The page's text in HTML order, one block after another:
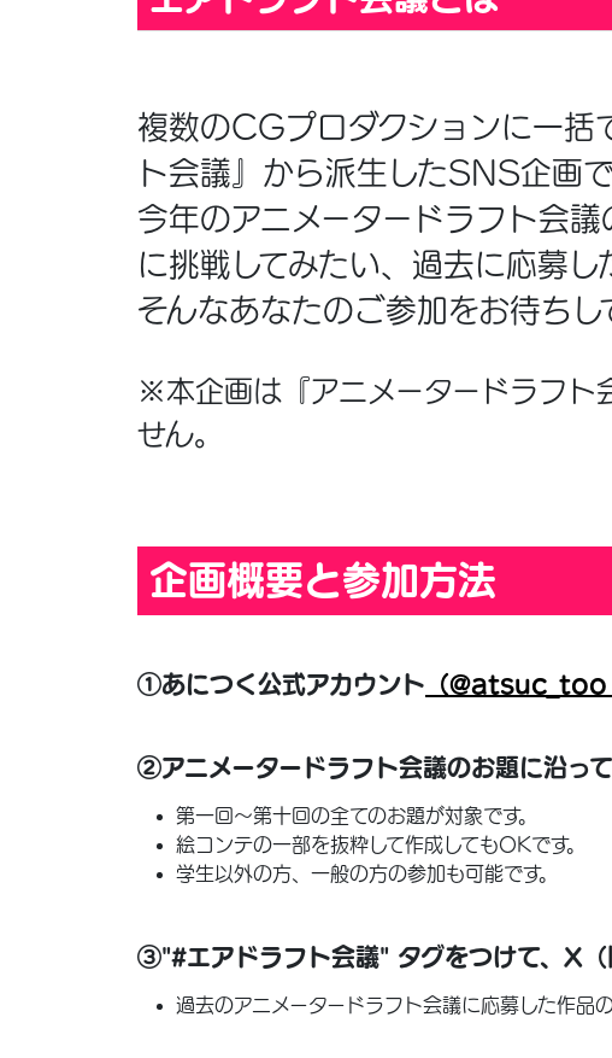
複数のCGプロダクションに一括
ト会議』から派生したSNS企画で
今年のアニメータードラフト会
に挑戦してみたい、過去に応募
そんなあなたのご参加をお待ちし
※本企画は『アニメータードラフト
せん。
企画概要と参加方法
①あにつく公式アカウント （@atsuc_too
②アニメータードラフト会議のお題に沿っ
第一回〜第十回の全てのお題が対象です。
絵コンテの一部を抜粋して作成してもOKです。
学生以外の方、一般の方の参加も可能です。
③"#エアドラフト会議" タグをつけて、X
過去のアニメータードラフト会議に応募した作品